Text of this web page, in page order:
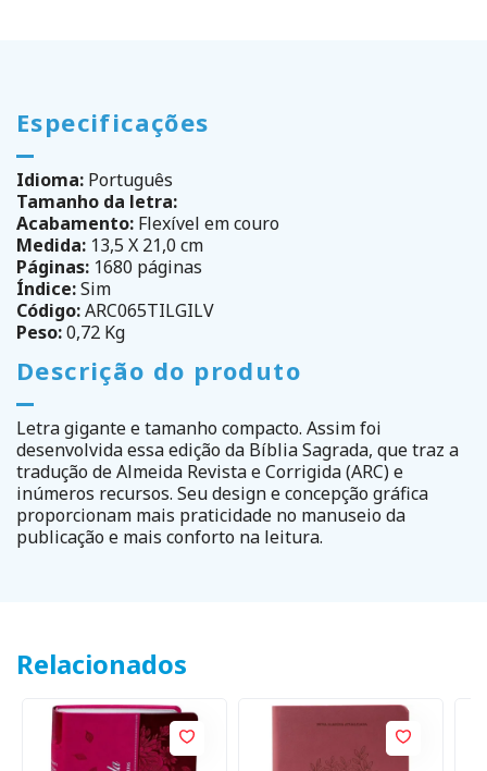
Especificações
Idioma: Português
Tamanho da letra:
Acabamento: Flexível em couro
Medida: 13,5 X 21,0 cm
Páginas: 1680 páginas
Índice:Sim
Código:ARC065TILGILV
Peso:0,72 Kg
Descrição do produto
Letra gigante e tamanho compacto. Assim foi
desenvolvida essa edição da Bíblia Sagrada, que traz a
tradução de Almeida Revista e Corrigida (ARC) e
inúmeros recursos. Seu design e concepção gráfica
proporcionam mais praticidade no manuseio da
publicação e mais conforto na leitura.
Relacionados